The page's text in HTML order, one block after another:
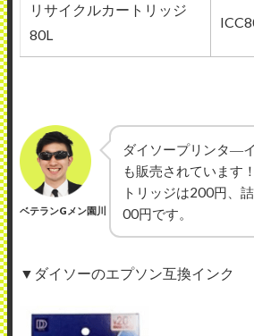
リサイクルカートリッジ
80L
ベテランGメン園川
ダイソープリンタ―
も販売されています
トリッジは200円、
00円です。
▼ダイソーのエプソン互換インク